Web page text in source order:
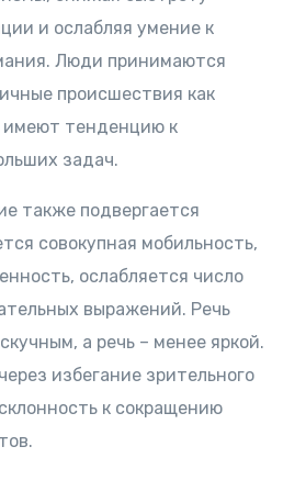
и ослабляя умение к
Люди принимаются
происшествия как
имеют тенденцию к
задач.
также подвергается
совокупная мобильность,
ослабляется число
выражений. Речь
а речь – менее яркой.
избегание зрительного
к сокращению